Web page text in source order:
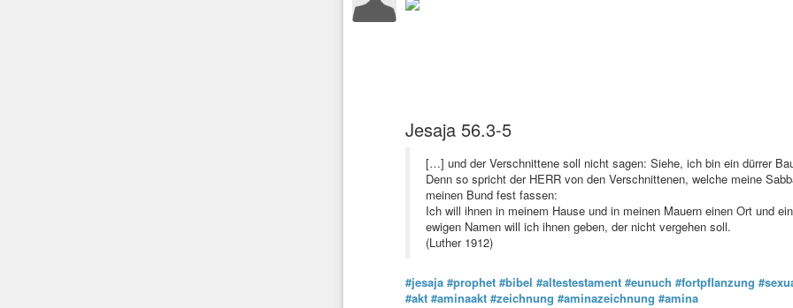
Jesaja 56.3-5
[…] und der Verschnittene soll nicht sagen: Siehe, ich bin ein dürrer
Denn so spricht der HERR von den Verschnittenen, welche meine
meinen Bund fest fassen:
Ich will ihnen in meinem Hause und in meinen Mauern einen Ort und
ewigen Namen will ich ihnen geben, der nicht vergehen soll.
(Luther 1912)
#jesaja #prophet #bibel #altestestament #eunuch #fortpflanzung
#akt #aminaakt #zeichnung #aminazeichnung #amina